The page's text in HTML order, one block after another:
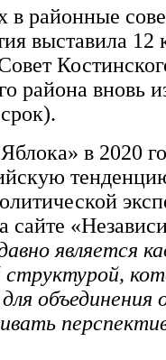
в районные
выставила 12
района вновь
в 2020
является
структурой,
объединения